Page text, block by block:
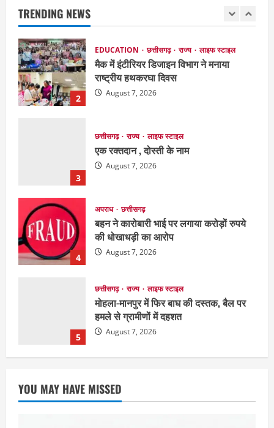
TRENDING NEWS
1
2
EDUCATION छत्तीसगढ़ राज्य लाइफ स्टाइल
मैक में इंटीरियर डिजाइन विभाग ने मनाया
राष्ट्रीय हथकरघा दिवस
August 7, 2026
3
छत्तीसगढ़ राज्य लाइफ स्टाइल
एक रक्तदान , दोस्ती के नाम
August 7, 2026
4
अपराध छत्तीसगढ़
बहन ने कारोबारी भाई पर लगाया करोड़ों रुपये
की धोखाधड़ी का आरोप
August 7, 2026
5
छत्तीसगढ़ राज्य लाइफ स्टाइल
मोहला-मानपुर में फिर बाघ की दस्तक, बैल पर
हमले से ग्रामीणों में दहशत
August 7, 2026
151 किमी विधायक भावना बोहरा करेंगी
अमरकंटक से भोरमदेव तक पदयात्रा
YOU MAY HAVE MISSED